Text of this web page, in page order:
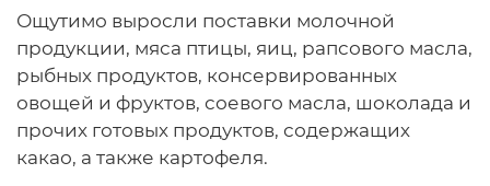
Ощутимо выросли поставки молочной
продукции, мяса птицы, яиц, рапсового масла,
рыбных продуктов, консервированных
овощей и фруктов, соевого масла, шоколада и
прочих готовых продуктов, содержащих
какао, а также картофеля.